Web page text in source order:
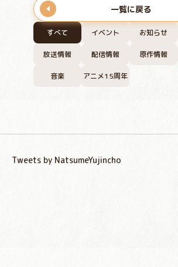
すべて イベント お知らせ
放送情報 配信情報 原作情報
音楽 アニメ15周年
一覧に戻る
Tweets by NatsumeYujincho